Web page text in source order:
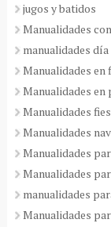
jugos y batidos
Manualidades
manualidades
Manualidades
Manualidades en
Manualidades
Manualidades
Manualidades
Manualidades
manualidades
Manualidades